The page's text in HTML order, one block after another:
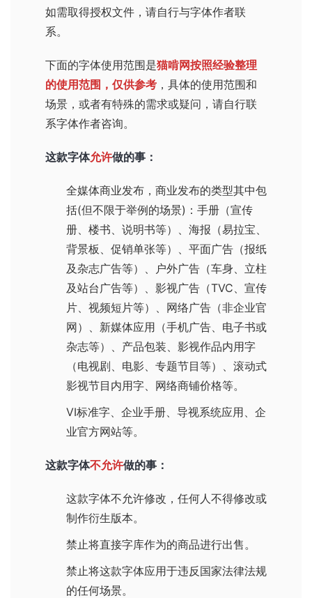
如需取得授权文件，请自行与字体作者联
系。
下面的字体使用范围是猫啃网按照经验整理
的使用范围，仅供参考 ，具体的使用范围和
场景，或者有特殊的需求或疑问，请自行联
系字体作者咨询。
这款字体允许做的事：
全媒体商业发布，商业发布的类型其中包
括(但不限于举例的场景)：手册（宣传
册、楼书、说明书等）、海报（易拉宝、
背景板、促销单张等）、平面广告（报纸
及杂志广告等）、户外广告（车身、立柱
及站台广告等）、影视广告（TVC、宣传
片、视频短片等）、网络广告（非企业官
网）、新媒体应用（手机广告、电子书或
杂志等）、产品包装、影视作品内用字
（电视剧、电影、专题节目等）、滚动式
影视节目内用字、网络商铺价格等。
VI标准字、企业手册、导视系统应用、企
业官方网站等。
这款字体不允许做的事：
这款字体不允许修改，任何人不得修改或
制作衍生版本。
禁止将直接字库作为的商品进行出售。
禁止将这款字体应用于违反国家法律法规
的任何场景。